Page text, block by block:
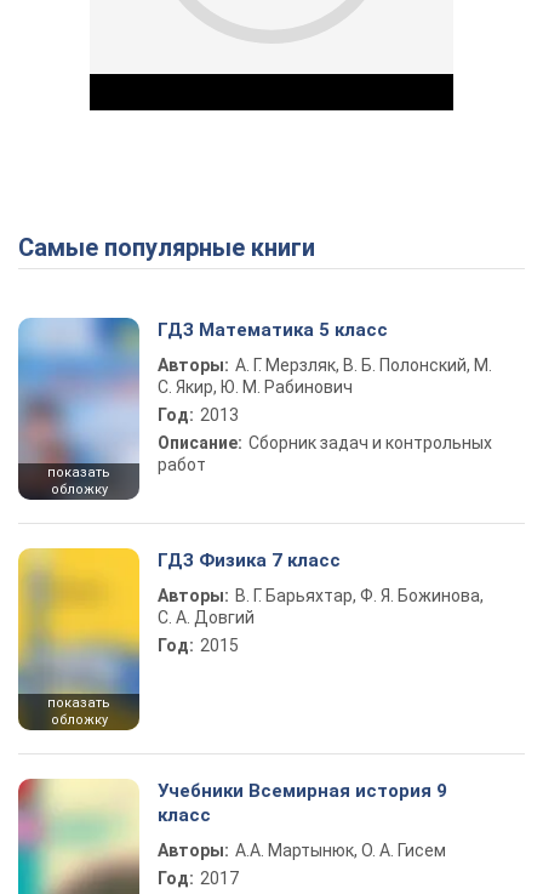
Play Video
Самые популярные книги
показать
обложку
ГДЗ Математика 5 класс
Авторы: А. Г. Мерзляк, В. Б. Полонский, М.
С. Якир, Ю. М. Рабинович
Год: 2013
Описание: Сборник задач и контрольных
работ
показать
обложку
ГДЗ Физика 7 класс
Авторы: В. Г. Барьяхтар, Ф. Я. Божинова,
С. А. Довгий
Год: 2015
Учебники Всемирная история 9
класс
Авторы: А.А. Мартынюк, О. А. Гисем
Год: 2017